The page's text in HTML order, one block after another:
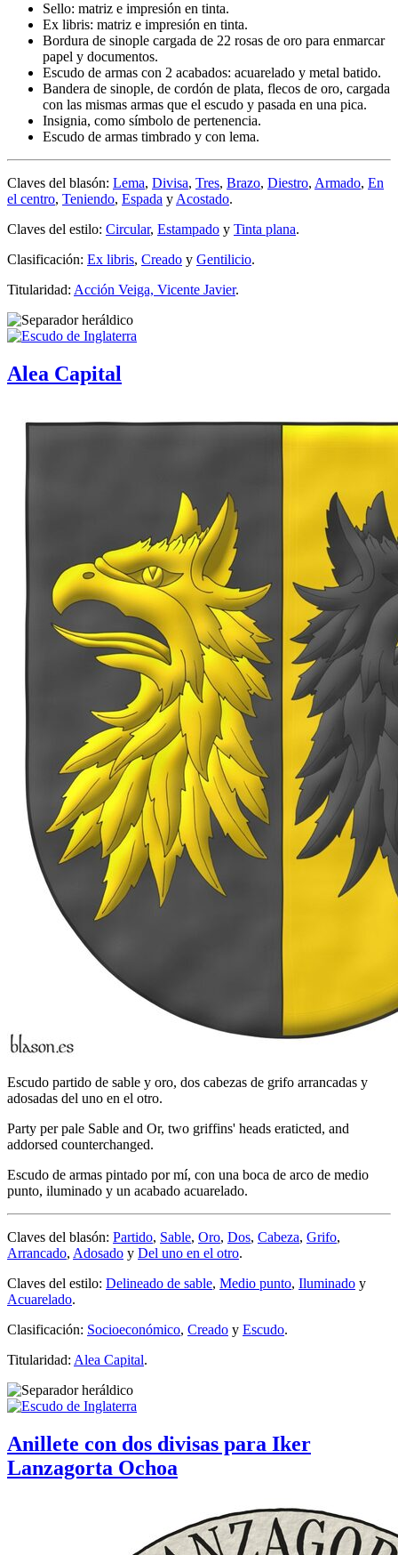
Sello: matriz e impresión en tinta.
Ex libris: matriz e impresión en tinta.
Bordura de sinople cargada de 22 rosas de oro para enmarcar
papel y documentos.
Escudo de armas con 2 acabados: acuarelado y metal batido.
Bandera de sinople, de cordón de plata, flecos de oro, cargada
con las mismas armas que el escudo y pasada en una pica.
Insignia, como símbolo de pertenencia.
Escudo de armas timbrado y con lema.
Claves del blasón: Lema, Divisa, Tres, Brazo, Diestro, Armado, En
el centro, Teniendo, Espada y Acostado.
Claves del estilo: Circular, Estampado y Tinta plana.
Clasificación: Ex libris, Creado y Gentilicio.
Titularidad: Acción Veiga, Vicente Javier.
Alea Capital
Escudo partido de sable y oro, dos cabezas de grifo arrancadas y
adosadas del uno en el otro.
Party per pale Sable and Or, two griffins' heads eraticted, and
addorsed counterchanged.
Escudo de armas pintado por mí, con una boca de arco de medio
punto, iluminado y un acabado acuarelado.
Claves del blasón: Partido, Sable, Oro, Dos, Cabeza, Grifo,
Arrancado, Adosado y Del uno en el otro.
Claves del estilo: Delineado de sable, Medio punto, Iluminado y
Acuarelado.
Clasificación: Socioeconómico, Creado y Escudo.
Titularidad: Alea Capital.
Anillete con dos divisas para Iker
Lanzagorta Ochoa